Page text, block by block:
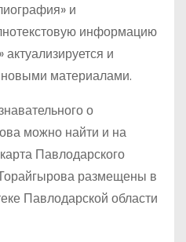
и
информацию
и
материалами.
о
можно найти и на
Павлодарского
размещены в
Павлодарской области